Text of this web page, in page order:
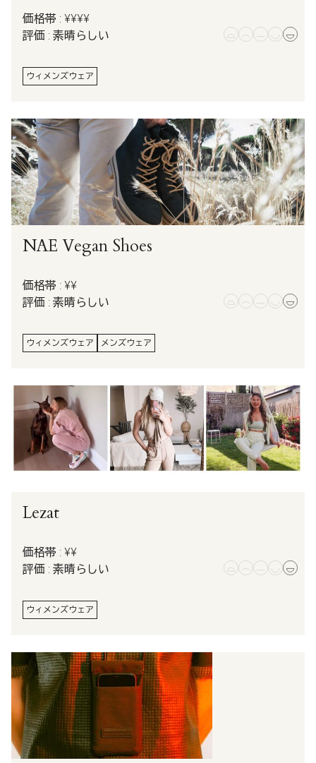
価格帯 : ¥¥¥¥
評価 : 素晴らしい
ウィメンズウェア
NAE Vegan Shoes
価格帯 : ¥¥
評価 : 素晴らしい
ウィメンズウェア メンズウェア
Lezat
価格帯 : ¥¥
評価 : 素晴らしい
ウィメンズウェア